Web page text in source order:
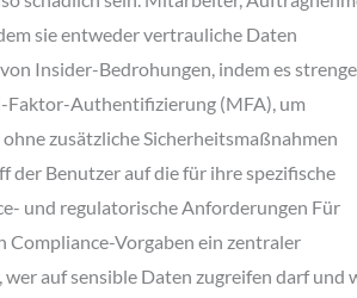
sie entweder vertrauliche Daten
Insider-Bedrohungen, indem es strenge
Faktor-Authentifizierung (MFA), um
zusätzliche Sicherheitsmaßnahmen
Benutzer auf die für ihre spezifische
und regulatorische Anforderungen Für
Compliance-Vorgaben ein zentraler
auf sensible Daten zugreifen darf und